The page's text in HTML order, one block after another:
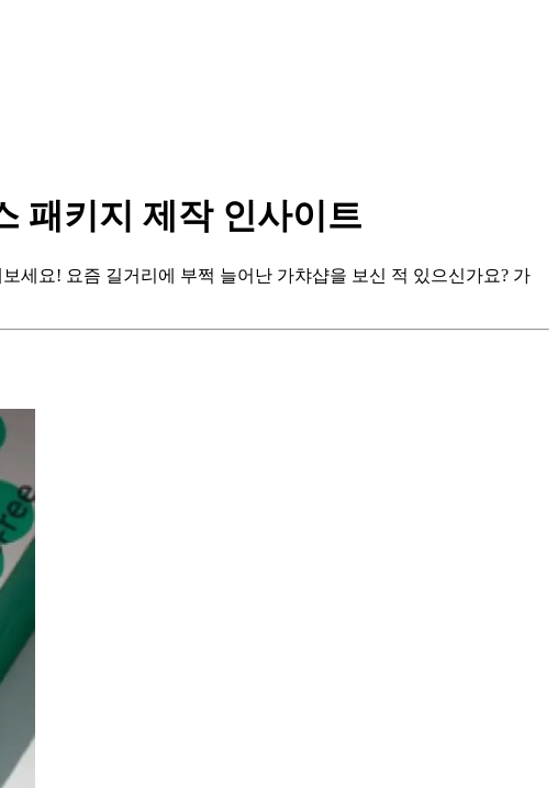
패키지 제작 인사이트
세요! 요즘 길거리에 부쩍 늘어난 가챠샵을 보신 적 있으신가요? 가